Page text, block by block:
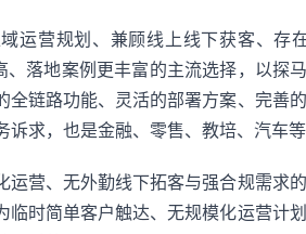
运营规划、兼顾线上线下获客、存
、落地案例更丰富的主流选择，以探
全链路功能、灵活的部署方案、完善
诉求，也是金融、零售、教培、汽车
运营、无外勤线下拓客与强合规需求
临时简单客户触达、无规模化运营计